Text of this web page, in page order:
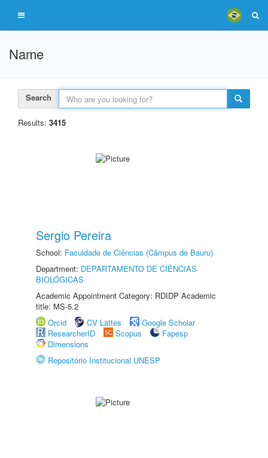
Name
Search
Results: 3415
Sergio Pereira
School: Faculdade de Ciências (Câmpus de Bauru)
Department: DEPARTAMENTO DE CIÊNCIAS
BIOLÓGICAS
Academic Appointment Category: RDIDP Academic
title: MS-5.2
Orcid
CV Lattes
Google Scholar
ResearcherID
Scopus
Fapesp
Dimensions
Repositório Institucional UNESP